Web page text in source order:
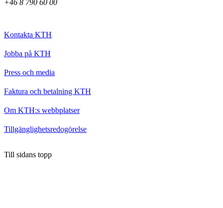
+46 8 790 60 00
Kontakta KTH
Jobba på KTH
Press och media
Faktura och betalning KTH
Om KTH:s webbplatser
Tillgänglighetsredogörelse
Till sidans topp